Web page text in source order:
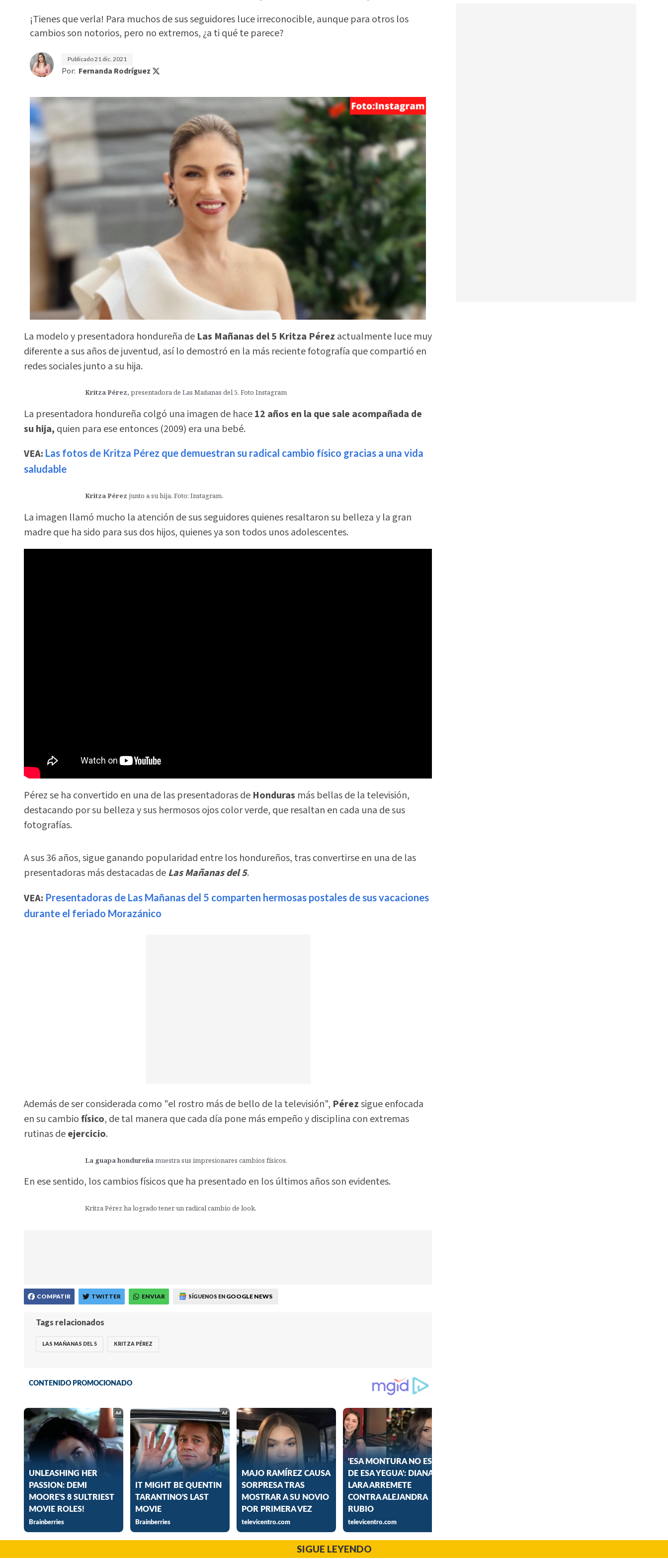
¡Tienes que verla! Para muchos de sus seguidores luce irreconocible, aunque para otros los
cambios son notorios, pero no extremos, ¿a ti qué te parece?
Publicado21 dic. 2021
Por: Fernanda Rodríguez
La modelo y presentadora hondureña de Las Mañanas del 5 Kritza Pérez actualmente luce muy
diferente a sus años de juventud, así lo demostró en la más reciente fotografía que compartió en
redes sociales junto a su hija.
Kritza Pérez,presentadora de Las Mañanas del 5. Foto Instagram
La presentadora hondureña colgó una imagen de hace12 años en la que sale acompañada de
su hija, quien para ese entonces (2009) era una bebé.
VEA: Las fotos de Kritza Pérez que demuestran su radical cambio físico gracias a una vida
saludable
Kritza Pérezjunto a su hija. Foto: Instagram.
La imagen llamó mucho la atención de sus seguidores quienes resaltaron su belleza y la gran
madre que ha sido para sus dos hijos, quienes ya son todos unos adolescentes.
Pérez se ha convertido en una de las presentadoras de Honduras más bellas de la televisión,
destacando por su belleza y sus hermosos ojos color verde, que resaltan en cada una de sus
fotografías.
A sus 36 años, sigue ganando popularidad entre los hondureños, tras convertirse en una de las
presentadoras más destacadas deLas Mañanas del 5.
VEA: Presentadoras de Las Mañanas del 5 comparten hermosas postales de sus vacaciones
durante el feriado Morazánico
Además de ser considerada como "el rostro más de bello de la televisión", Pérezsigue enfocada
en su cambiofísico, de tal manera que cada día pone más empeño y disciplina con extremas
rutinas deejercicio.
La guapa hondureñamuestra sus impresionares cambios físicos.
En ese sentido, los cambios físicos que ha presentado en los últimos años son evidentes.
Kritza Pérez ha logrado tener un radical cambio de look.
COMPATIR TWITTER ENVIAR SÍGUENOS EN GOOGLE NEWS
Tags relacionados
LAS MAÑANAS DEL 5 KRITZA PÉREZ
SIGUE LEYENDO